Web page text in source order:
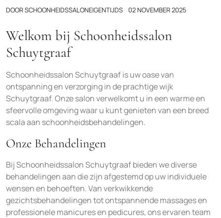
DOORSCHOONHEIDSSALONEIGENTIJDS 02 NOVEMBER 2025
Welkom bij Schoonheidssalon
Schuytgraaf
Schoonheidssalon Schuytgraaf is uw oase van
ontspanning en verzorging in de prachtige wijk
Schuytgraaf. Onze salon verwelkomt u in een warme en
sfeervolle omgeving waar u kunt genieten van een breed
scala aan schoonheidsbehandelingen.
Onze Behandelingen
Bij Schoonheidssalon Schuytgraaf bieden we diverse
behandelingen aan die zijn afgestemd op uw individuele
wensen en behoeften. Van verkwikkende
gezichtsbehandelingen tot ontspannende massages en
professionele manicures en pedicures, ons ervaren team